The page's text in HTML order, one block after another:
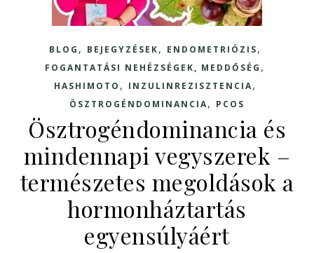
BLOG , BEJEGYZÉSEK, ENDOMETRIÓZIS,
FOGANTATÁSI NEHÉZSÉGEK, MEDDŐSÉG ,
HASHIMOTO , INZULINREZISZTENCIA,
ÖSZTROGÉNDOMINANCIA, PCOS
Ösztrogéndominancia és
mindennapi vegyszerek –
természetes megoldások a
hormonháztartás
egyensúlyáért